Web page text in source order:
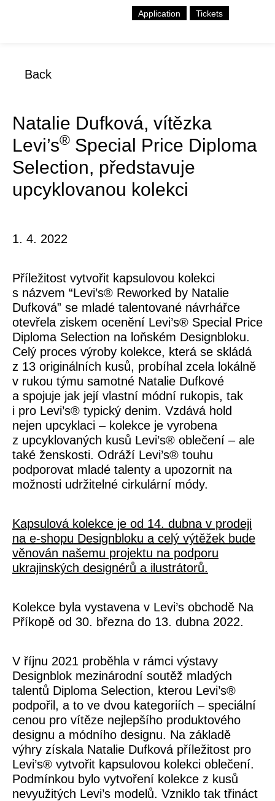
Application Tickets
Back
Natalie Dufková, vítězka
Levi’s® Special Price Diploma
Selection, představuje
upcyklovanou kolekci
1. 4. 2022
Příležitost vytvořit kapsulovou kolekci
s názvem “Levi’s® Reworked by Natalie
Dufková” se mladé talentované návrhářce
otevřela ziskem ocenění Levi’s® Special Price
Diploma Selection na loňském Designbloku.
Celý proces výroby kolekce, která se skládá
z 13 originálních kusů, probíhal zcela lokálně
v rukou týmu samotné Natalie Dufkové
a spojuje jak její vlastní módní rukopis, tak
i pro Levi’s® typický denim. Vzdává hold
nejen upcyklaci – kolekce je vyrobena
z upcyklovaných kusů Levi’s® oblečení – ale
také ženskosti. Odráží Levi’s® touhu
podporovat mladé talenty a upozornit na
možnosti udržitelné cirkulární módy.
Kapsulová kolekce je od 14. dubna v prodeji
na e-shopu Designbloku a celý výtěžek bude
věnován našemu projektu na podporu
ukrajinských designérů a ilustrátorů.
Kolekce byla vystavena v Levi’s obchodě Na
Příkopě od 30. března do 13. dubna 2022.
V říjnu 2021 proběhla v rámci výstavy
Designblok mezinárodní soutěž mladých
talentů Diploma Selection, kterou Levi’s®
podpořil, a to ve dvou kategoriích – speciální
cenou pro vítěze nejlepšího produktového
designu a módního designu. Na základě
výhry získala Natalie Dufková příležitost pro
Levi’s® vytvořit kapsulovou kolekci oblečení.
Podmínkou bylo vytvoření kolekce z kusů
nevyužitých Levi’s modelů. Vzniklo tak třináct